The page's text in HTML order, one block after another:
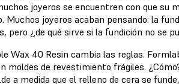
joyeros se encuentren con que su
Muchos joyeros acaban pensando: la
pero ¿de qué sirve si la fundición no se
Wax 40 Resin cambia las reglas.
moldes de revestimiento frágiles.
a medida que el relleno de cera se